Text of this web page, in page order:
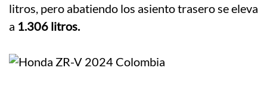
litros, pero abatiendo los asiento trasero se eleva
a 1.306 litros.